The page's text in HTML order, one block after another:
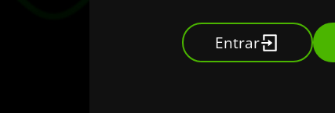
Entrar